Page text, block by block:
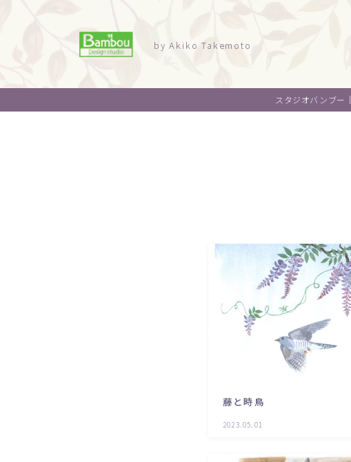
by Akiko Takemoto
スタジオバンブー｜
藤と時鳥
2023.05.01